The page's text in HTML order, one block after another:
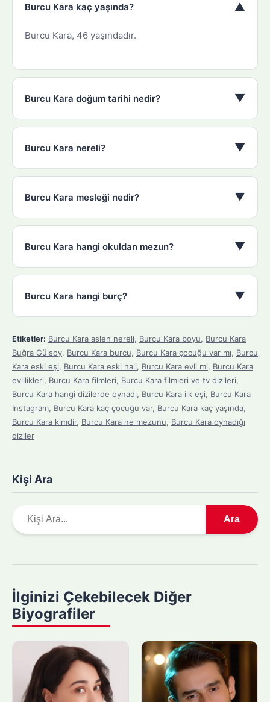
Burcu Kara kaç yaşında? ▼
Burcu Kara, 46 yaşındadır.
Burcu Kara doğum tarihi nedir? ▼
Burcu Kara nereli? ▼
Burcu Kara mesleği nedir? ▼
Burcu Kara hangi okuldan mezun? ▼
Burcu Kara hangi burç? ▼
Etiketler: Burcu Kara aslen nereli, Burcu Kara boyu, Burcu Kara
Buğra Gülsoy, Burcu Kara burcu, Burcu Kara çocuğu var mı, Burcu
Kara eski eşi, Burcu Kara eski hali, Burcu Kara evli mi, Burcu Kara
evlilikleri, Burcu Kara filmleri, Burcu Kara filmleri ve tv dizileri,
Burcu Kara hangi dizilerde oynadı, Burcu Kara ilk eşi, Burcu Kara
Instagram, Burcu Kara kaç çocuğu var, Burcu Kara kaç yaşında,
Burcu Kara kimdir, Burcu Kara ne mezunu, Burcu Kara oynadığı
diziler
Kişi Ara
r
y
a
p
n
Ara
İlginizi Çekebilecek Diğer
Biyografiler